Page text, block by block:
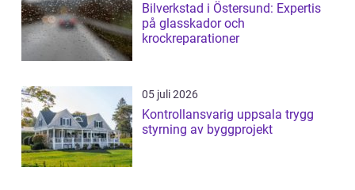
Bilverkstad i Östersund: Expertis
på glasskador och
krockreparationer
05 juli 2026
Kontrollansvarig uppsala trygg
styrning av byggprojekt